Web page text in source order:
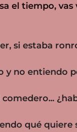
el tiempo,
si estaba
y no entiendo
qué